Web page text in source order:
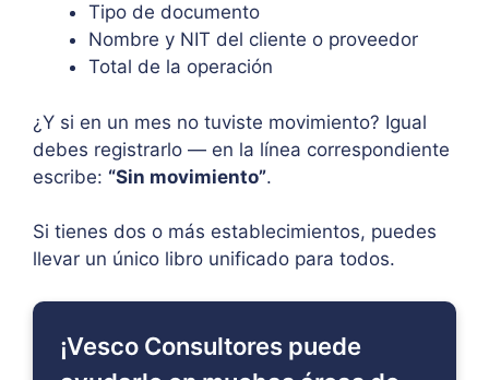
Tipo de documento
Nombre y NIT del cliente o proveedor
Total de la operación
¿Y si en un mes no tuviste movimiento? Igual
debes registrarlo — en la línea correspondiente
escribe: “Sin movimiento”.
Si tienes dos o más establecimientos, puedes
llevar un único libro unificado para todos.
¡Vesco Consultores puede